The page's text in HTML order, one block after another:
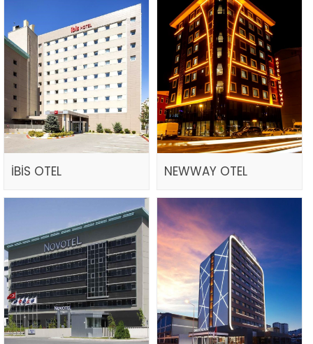
İBİS OTEL NEWWAY OTEL